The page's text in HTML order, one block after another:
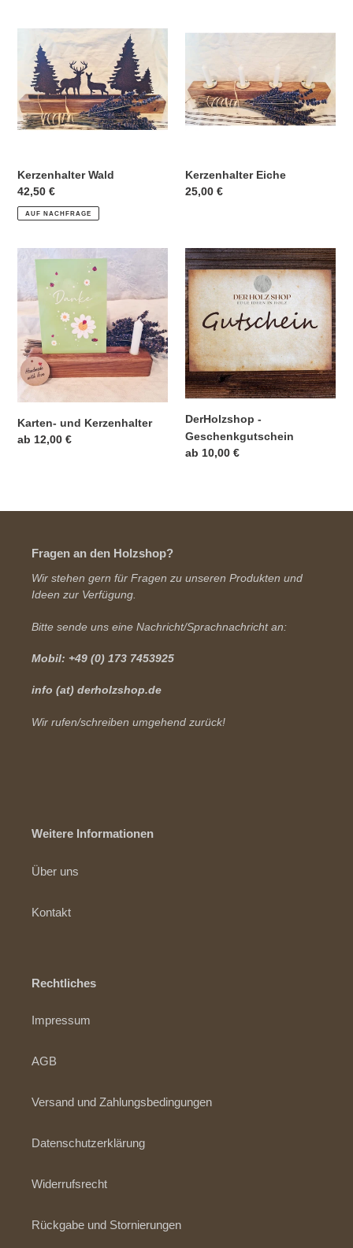
Wald
Kerzenhalter Wald
Normaler
Preis
42,50 €
AUF NACHFRAGE
Kerzenhalter Eiche
Normaler
25,00 €
Karten-
Kerzenhalter
Karten- und Kerzenhalter
Normaler
ab 12,00 €
DerHolzshop
-
Geschenkgutschein
DerHolzshop -
Geschenkgutschein
Normaler
ab 10,00 €
Fragen an den Holzshop?
Wir stehen gern für Fragen zu unseren Produkten und
Ideen zur Verfügung.
Bitte sende uns eine Nachricht/Sprachnachricht an:
Mobil: +49 (0) 173 7453925
info (at) derholzshop.de
Wir rufen/schreiben umgehend zurück!
Weitere Informationen
Über uns
Kontakt
Rechtliches
Impressum
AGB
Versand und Zahlungsbedingungen
Datenschutzerklärung
Widerrufsrecht
Rückgabe und Stornierungen